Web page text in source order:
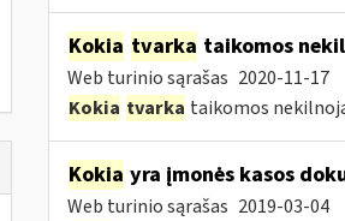
Kokia tvarka taikomos
Web turinio sąrašas 2020-11-17
Kokia tvarka taikomos
Kokia yra įmonės kasos
Web turinio sąrašas 2019-03-04